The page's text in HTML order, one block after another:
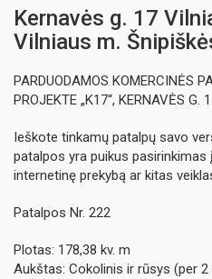
Kernavės g. 17
Vilniaus m.
PARDUODAMOS KOMERCINĖS
PROJEKTE „K17“, KERNAVĖS G.
Ieškote tinkamų patalpų savo
patalpos yra puikus
internetinę prekybą ar kitas
Patalpos Nr. 222
Plotas: 178,38 kv. m
Aukštas: Cokolinis ir rūsys (per